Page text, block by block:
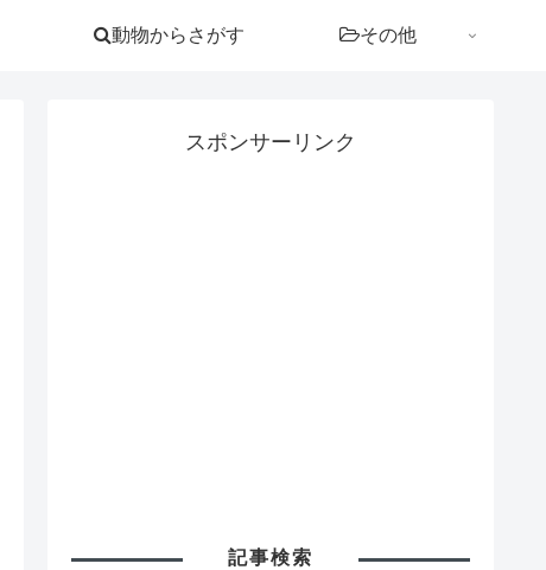
動物からさがす その他
スポンサーリンク
記事検索